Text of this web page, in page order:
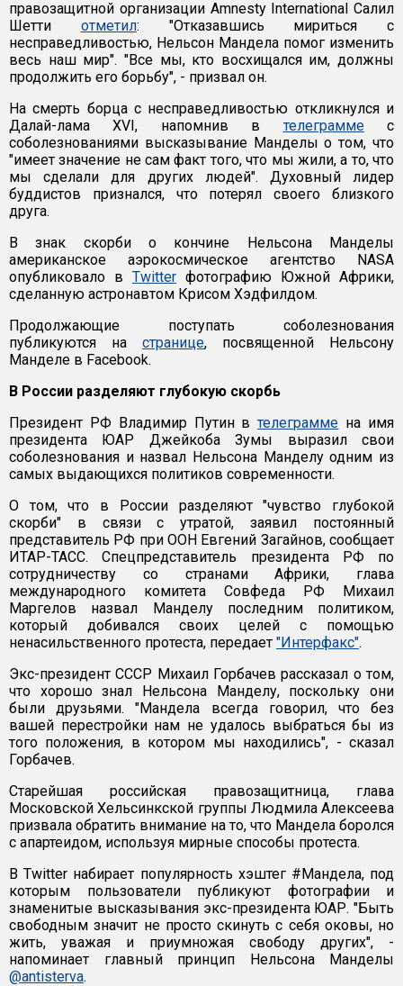
правозащитной организации Amnesty International Салил
Шетти отметил: "Отказавшись мириться с
несправедливостью, Нельсон Мандела помог изменить
весь наш мир". "Все мы, кто восхищался им, должны
продолжить его борьбу", - призвал он.
На смерть борца с несправедливостью откликнулся и
Далай-лама XVI, напомнив в телеграммес
соболезнованиями высказывание Манделы о том, что
"имеет значение не сам факт того, что мы жили, а то, что
мы сделали для других людей". Духовный лидер
буддистов признался, что потерял своего близкого
друга.
В знак скорби о кончине Нельсона Манделы
американское аэрокосмическое агентство NASA
опубликовало в Twitter фотографию Южной Африки,
сделанную астронавтом Крисом Хэдфилдом.
Продолжающие поступать соболезнования
публикуются на странице, посвященной Нельсону
Манделе в Facebook.
В России разделяют глубокую скорбь
Президент РФ Владимир Путин втелеграмме на имя
президента ЮАР Джейкоба Зумы выразил свои
соболезнования и назвал Нельсона Манделу одним из
самых выдающихся политиков современности.
О том, что в России разделяют "чувство глубокой
скорби" в связи с утратой, заявил постоянный
представитель РФ при ООН Евгений Загайнов, сообщает
ИТАР-ТАСС. Спецпредставитель президента РФ по
сотрудничеству со странами Африки, глава
международного комитета Совфеда РФ Михаил
Маргелов назвал Манделу последним политиком,
который добивался своих целей с помощью
ненасильственного протеста, передает "Интерфакс".
Экс-президент СССР Михаил Горбачев рассказал о том,
что хорошо знал Нельсона Манделу, поскольку они
были друзьями. "Мандела всегда говорил, что без
вашей перестройки нам не удалось выбраться бы из
того положения, в котором мы находились", - сказал
Горбачев.
Старейшая российская правозащитница, глава
Московской Хельсинкской группы Людмила Алексеева
призвала обратить внимание на то, что Мандела боролся
с апартеидом, используя мирные способы протеста.
В Twitter набирает популярность хэштег #Мандела, под
которым пользователи публикуют фотографии и
знаменитые высказывания экс-президента ЮАР. "Быть
свободным значит не просто скинуть с себя оковы, но
жить, уважая и приумножая свободу других", -
напоминает главный принцип Нельсона Манделы
@antisterva.